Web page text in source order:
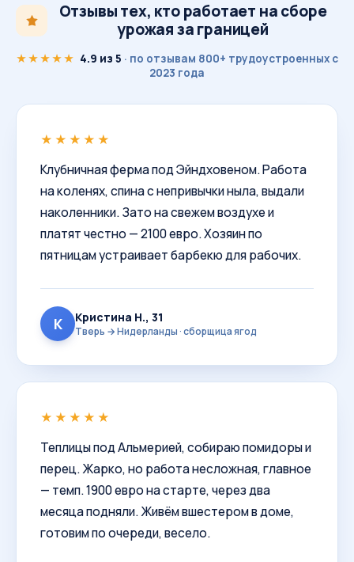
Отзывы тех, кто работает на сборе
урожая за границей
★★★★★ 4.9 из 5 · по отзывам 800+ трудоустроенных с
2023 года
★★★★★
Клубничная ферма под Эйндховеном. Работа
на коленях, спина с непривычки ныла, выдали
наколенники. Зато на свежем воздухе и
платят честно — 2100 евро. Хозяин по
пятницам устраивает барбекю для рабочих.
К Кристина Н., 31
Тверь → Нидерланды · сборщица ягод
★★★★★
Теплицы под Альмерией, собираю помидоры и
перец. Жарко, но работа несложная, главное
— темп. 1900 евро на старте, через два
месяца подняли. Живём вшестером в доме,
готовим по очереди, весело.